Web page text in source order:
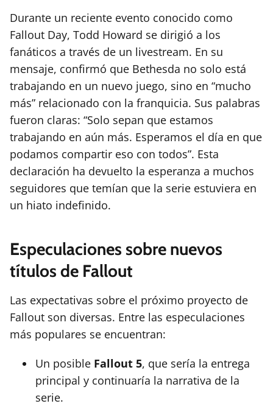
Durante un reciente evento conocido como
Fallout Day, Todd Howard se dirigió a los
fanáticos a través de un livestream. En su
mensaje, confirmó que Bethesda no solo está
trabajando en un nuevo juego, sino en “mucho
más” relacionado con la franquicia. Sus palabras
fueron claras: “Solo sepan que estamos
trabajando en aún más. Esperamos el día en que
podamos compartir eso con todos”. Esta
declaración ha devuelto la esperanza a muchos
seguidores que temían que la serie estuviera en
un hiato indefinido.
Especulaciones sobre nuevos
títulos de Fallout
Las expectativas sobre el próximo proyecto de
Fallout son diversas. Entre las especulaciones
más populares se encuentran:
Un posible Fallout 5, que sería la entrega
principal y continuaría la narrativa de la
serie.